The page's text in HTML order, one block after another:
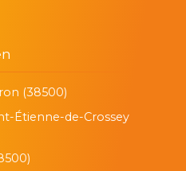
(38500)
Étienne-de-Crossey